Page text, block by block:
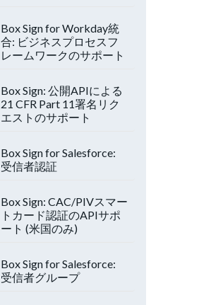
Box Sign for Workday統
合: ビジネスプロセスフ
レームワークのサポート
Box Sign: 公開APIによる
21 CFR Part 11署名リク
エストのサポート
Box Sign for Salesforce:
受信者認証
Box Sign: CAC/PIVスマー
トカード認証のAPIサポ
ート (米国のみ)
Box Sign for Salesforce:
受信者グループ